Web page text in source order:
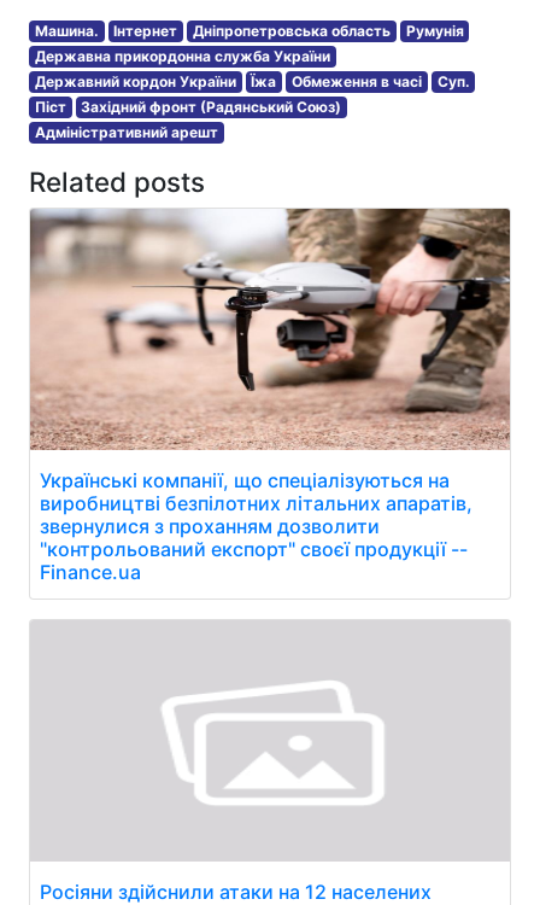
Машина. Інтернет Дніпропетровська область
Румунія
Державна прикордонна служба України
Державний кордон України
Їжа Обмеження в часі
Суп.
Піст
Західний фронт (Радянський Союз)
Адміністративний арешт
Related posts
Українські компанії, що спеціалізуються на
виробництві безпілотних літальних апаратів,
звернулися з проханням дозволити
"контрольований експорт" своєї продукції --
Finance.ua
Росіяни здійснили атаки на 12 населених